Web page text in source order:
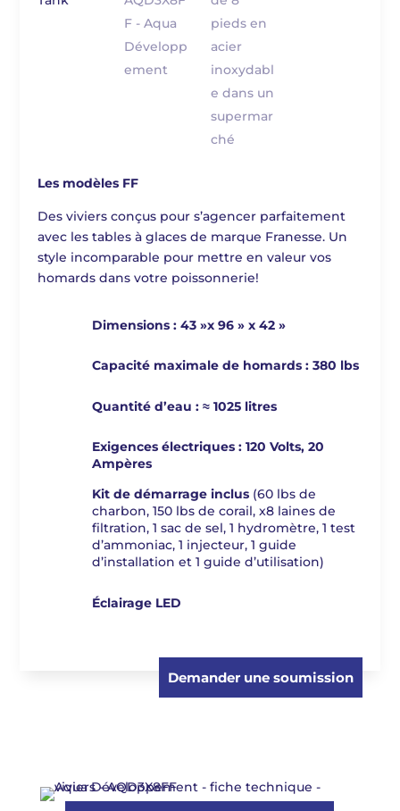
Les modèles FF
Des viviers conçus pour s’agencer parfaitement
avec les tables à glaces de marque Franesse. Un
style incomparable pour mettre en valeur vos
homards dans votre poissonnerie!
Dimensions : 43 »x 96 » x 42 »
Capacité maximale de homards : 380 lbs
Quantité d’eau : ≈ 1025 litres
Exigences électriques : 120 Volts, 20
Ampères
Kit de démarrage inclus(60 lbs de
charbon, 150 lbs de corail, x8 laines de
filtration, 1 sac de sel, 1 hydromètre, 1 test
d’ammoniac, 1 injecteur, 1 guide
d’installation et 1 guide d’utilisation)
Éclairage LED
Demander une soumission